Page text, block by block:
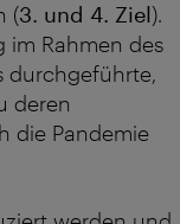
(3. und 4. Ziel).
im Rahmen des
durchgeführte,
deren
die Pandemie